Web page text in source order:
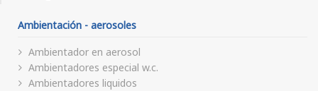
Ambientación - aerosoles
Ambientador en aerosol
Ambientadores especial w.c.
Ambientadores liquidos